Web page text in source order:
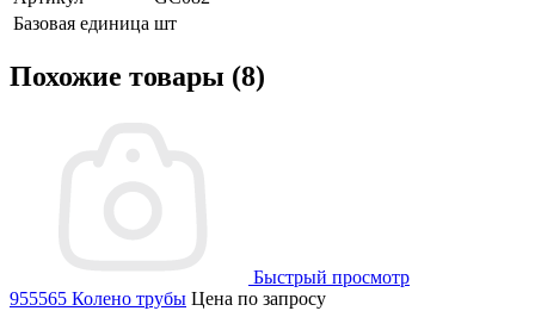
Базовая единица шт
Похожие товары (8)
Быстрый просмотр
955565 Колено трубы Цена по запросу